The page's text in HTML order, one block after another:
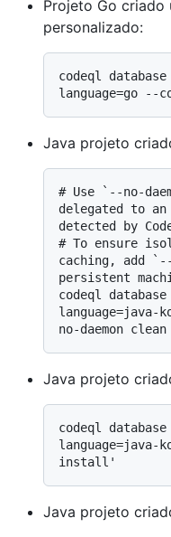
Projeto Go criado
personalizado:
codeql
Java projeto
# Use `--no-
delegated to an
detected by
# To ensure
caching, add
persistent
codeql
language=java-
Java projeto
codeql
language=java-
Java projeto